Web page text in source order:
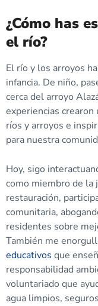
¿Cómo has
el río?
El río y los arroyos
infancia. De niño,
cerca del arroyo
experiencias
ríos y arroyos e
para nuestra
Hoy, sigo
como miembro de la
restauración,
comunitaria,
residentes sobre
También me
educativos que
responsabilidad
voluntariado que
agua limpios,